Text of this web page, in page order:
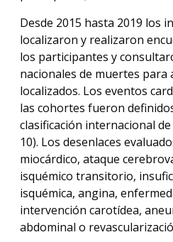
Desde 2015 hasta 2019 los
localizaron y realizaron
los participantes y
nacionales de muertes
localizados. Los eventos
las cohortes fueron
clasificación internacional
10). Los desenlaces
miocárdico, ataque
isquémico transitorio,
isquémica, angina,
intervención carotídea,
abdominal o